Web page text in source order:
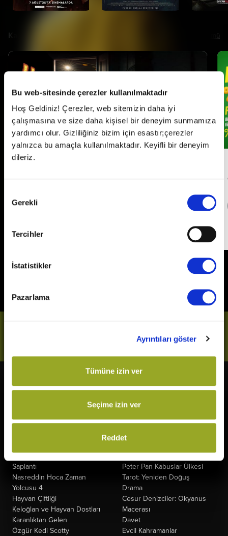
Bu web-sitesinde çerezler kullanılmaktadır
Hoş Geldiniz! Çerezler, web sitemizin daha iyi
çalışmasına ve size daha kişisel bir deneyim sunmamıza
yardımcı olur. Gizliliğiniz bizim için esastır;çerezler
yalnızca bu amaçla kullanılmaktadır. Keyifli bir deneyim
dileriz.
Seçimi
Gerekli
Tercihler
İstatistikler
Pazarlama
Ayrıntıları göster
Tümüne izin ver
Seçime izin ver
Reddet
Kampanyalar Tümü
Vizyonda
Gün
Ziyaretçiler: Hesaplaşma
Saplantı
Nasreddin Hoca Zaman
Yolcusu 4
Hayvan Çiftliği
Keloğlan ve Hayvan Dostları
Karanlıktan Gelen
Özgür Kedi Scotty
Yakında
Kurtuluş Projesi
Fırtınadan Önce
Kuyumcu
Paw Patrol: Dino Filmi
Peter Pan Kabuslar Ülkesi
Tarot: Yeniden Doğuş
Drama
Cesur Denizciler: Okyanus
Macerası
Davet
Evcil Kahramanlar